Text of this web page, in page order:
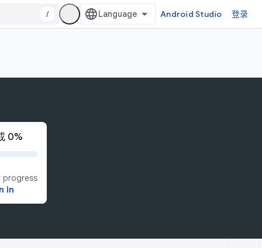
/ Android Studio 登录
0%
progress
in